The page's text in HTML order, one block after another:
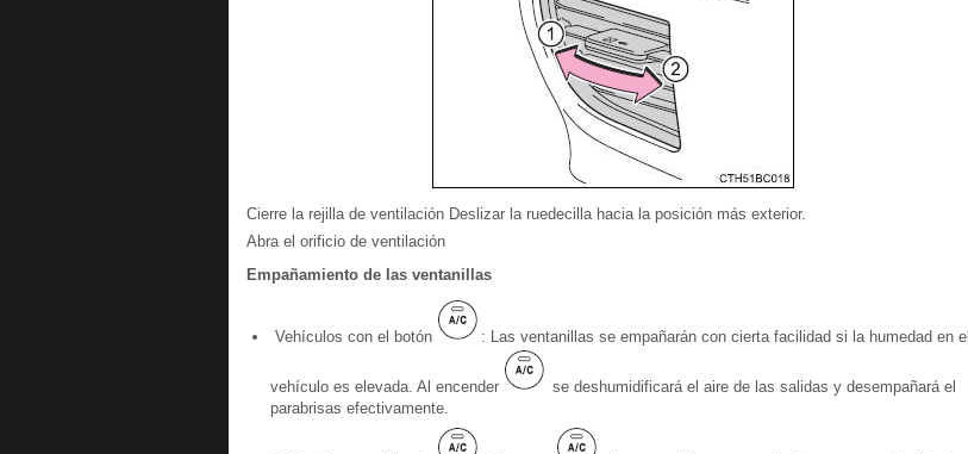
Cierre la rejilla de ventilación Deslizar la ruedecilla hacia la posición más exterior.
Abra el orificio de ventilación
Empañamiento de las ventanillas
Vehículos con el botón : Las ventanillas se empañarán con cierta facilidad si la humedad en el
vehículo es elevada. Al encender
se deshumidificará el aire de las salidas y desempañará el
parabrisas efectivamente.